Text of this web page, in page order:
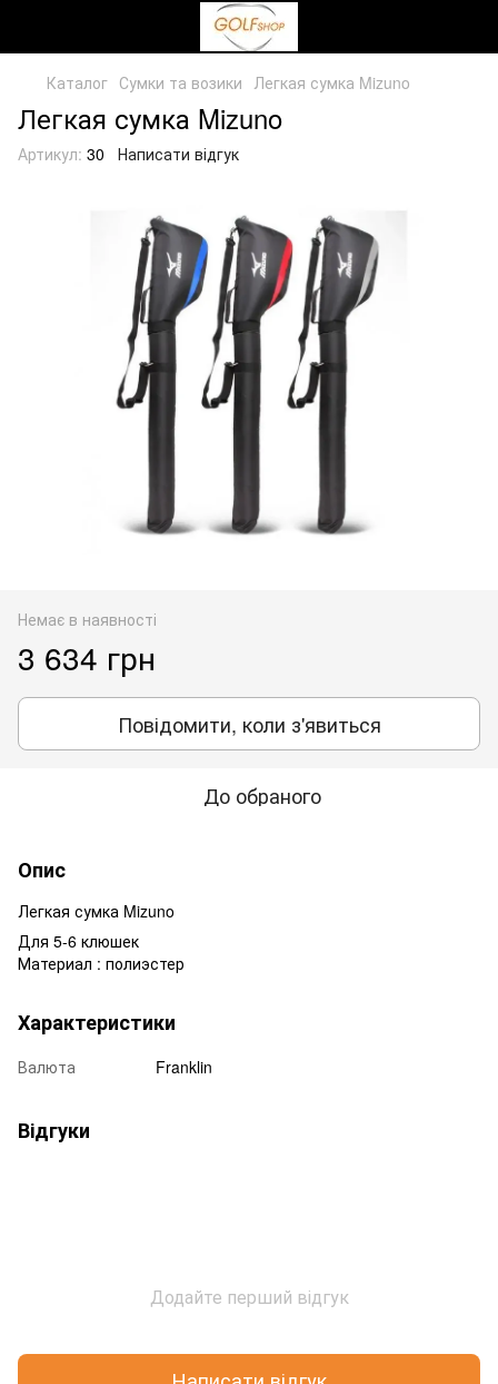
Каталог Сумки та возики Легкая сумка Mizuno
Легкая сумка Mizuno
Артикул: 30 Написати відгук
Немає в наявності
3 634 грн
Повідомити, коли з'явиться
До обраного
Опис
Легкая сумка Mizuno
Для 5-6 клюшек
Материал : полиэстер
Характеристики
Валюта Franklin
Відгуки
Додайте перший відгук